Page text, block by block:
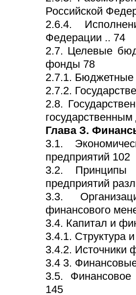
Российской
2.6.4.
Федерации .. 74
2.7. Целевые
фонды 78
2.7.1.
2.7.2.
2.8.
Глава З.
3.1.
предприятий 102
3.2. Принципы
предприятий
3.3.
финансового
3.4. Капитал и
3.4.1. Структура
3.4.2. Источники
3.4 3.
3.5. Финансовое
145